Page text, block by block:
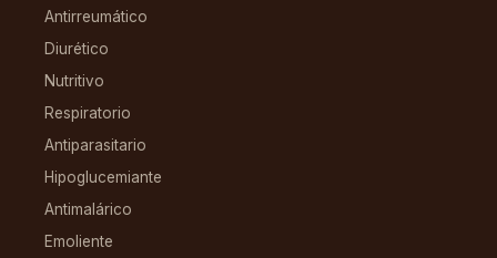
Antirreumático
Diurético
Nutritivo
Respiratorio
Antiparasitario
Hipoglucemiante
Antimalárico
Emoliente